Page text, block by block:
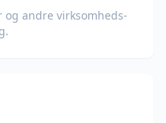
og andre virksomheds­